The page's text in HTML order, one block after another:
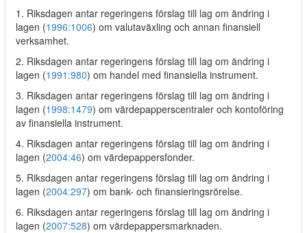
1. Riksdagen antar regeringens förslag till lag om ändring i
lagen (1996:1006) om valutaväxling och annan finansiell
verksamhet.
2. Riksdagen antar regeringens förslag till lag om ändring i
lagen (1991:980) om handel med finansiella instrument.
3. Riksdagen antar regeringens förslag till lag om ändring i
lagen (1998:1479) om värdepapperscentraler och kontoföring
av finansiella instrument.
4. Riksdagen antar regeringens förslag till lag om ändring i
lagen (2004:46) om värdepappersfonder.
5. Riksdagen antar regeringens förslag till lag om ändring i
lagen (2004:297) om bank- och finansieringsrörelse.
6. Riksdagen antar regeringens förslag till lag om ändring i
lagen (2007:528) om värdepappersmarknaden.